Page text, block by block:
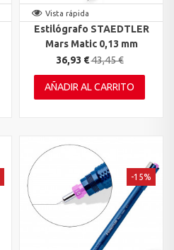
Vista rápida
Estilógrafo STAEDTLER
Mars Matic 0,13 mm
36,93 €43,45 €
AÑADIR AL CARRITO
-15%